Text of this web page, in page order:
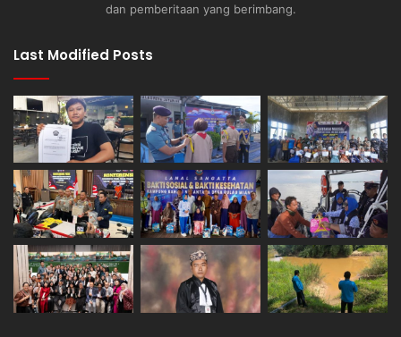
dan pemberitaan yang berimbang.
Last Modified Posts